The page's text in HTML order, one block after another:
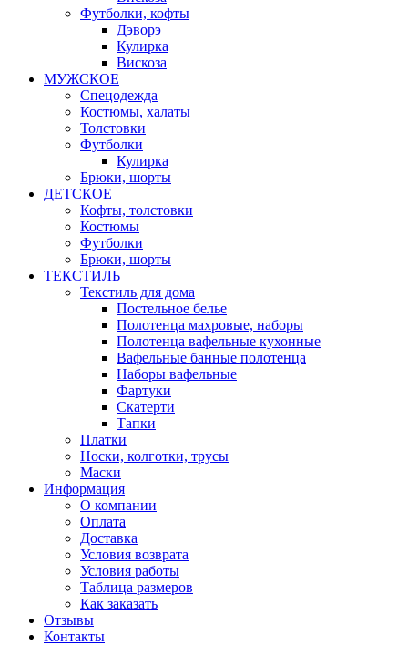
Футболки, кофты
Дэворэ
Кулирка
Вискоза
МУЖСКОЕ
Спецодежда
Костюмы, халаты
Толстовки
Футболки
Кулирка
Брюки, шорты
ДЕТСКОЕ
Кофты, толстовки
Костюмы
Футболки
Брюки, шорты
ТЕКСТИЛЬ
Текстиль для дома
Постельное белье
Полотенца махровые, наборы
Полотенца вафельные кухонные
Вафельные банные полотенца
Наборы вафельные
Фартуки
Скатерти
Тапки
Платки
Носки, колготки, трусы
Маски
Информация
О компании
Оплата
Доставка
Условия возврата
Условия работы
Таблица размеров
Как заказать
Отзывы
Контакты